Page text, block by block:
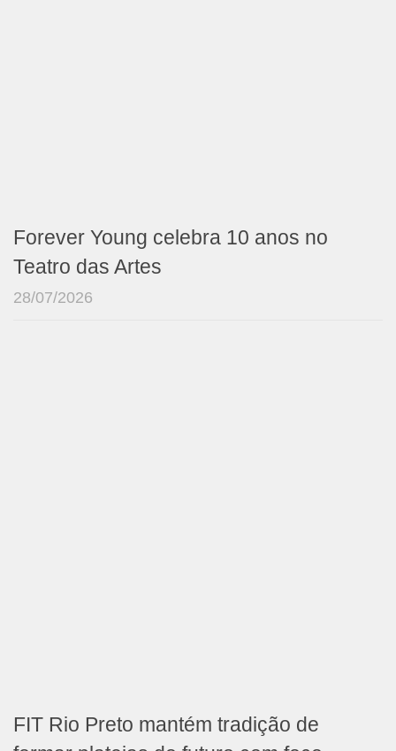
Forever Young celebra 10 anos no
Teatro das Artes
28/07/2026
FIT Rio Preto mantém tradição de